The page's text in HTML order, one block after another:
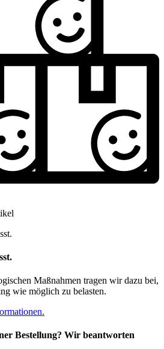
Maßnahmen tragen wir dazu bei,
wie möglich zu belasten.
Bestellung? Wir beantworten